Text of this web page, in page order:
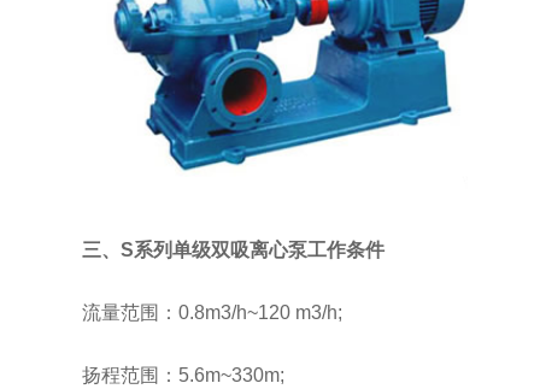
三、S系列单级双吸离心泵工作条件
流量范围：0.8m3/h~120 m3/h;
扬程范围：5.6m~330m;